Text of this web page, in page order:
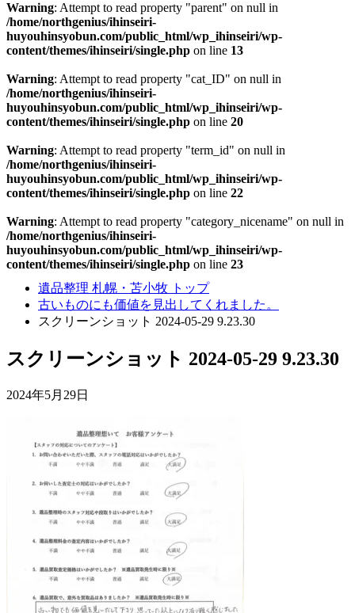
Warning: Attempt to read property "parent" on null in
/home/northgenius/ihinseiri-
huyouhinsyobun.com/public_html/wp_ihinseiri/wp-
content/themes/ihinseiri/single.php on line 13
Warning: Attempt to read property "cat_ID" on null in
/home/northgenius/ihinseiri-
huyouhinsyobun.com/public_html/wp_ihinseiri/wp-
content/themes/ihinseiri/single.php on line 20
Warning: Attempt to read property "term_id" on null in
/home/northgenius/ihinseiri-
huyouhinsyobun.com/public_html/wp_ihinseiri/wp-
content/themes/ihinseiri/single.php on line 22
Warning: Attempt to read property "category_nicename" on null in
/home/northgenius/ihinseiri-
huyouhinsyobun.com/public_html/wp_ihinseiri/wp-
content/themes/ihinseiri/single.php on line 23
遺品整理 札幌・苫小牧 トップ
古いものにも価値を見出してくれました。
スクリーンショット 2024-05-29 9.23.30
スクリーンショット 2024-05-29 9.23.30
2024年5月29日